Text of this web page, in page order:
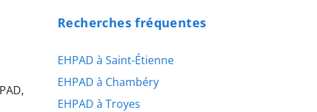
Recherches fréquentes
EHPAD à Saint-Étienne
EHPAD à Chambéry
EHPAD à Troyes